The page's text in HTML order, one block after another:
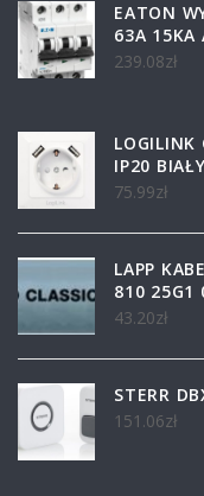
EATON
63A 15KA
239.08zł
LOGILINK
IP20
75.99zł
LAPP
810 25G1
43.20zł
STERR
151.06zł